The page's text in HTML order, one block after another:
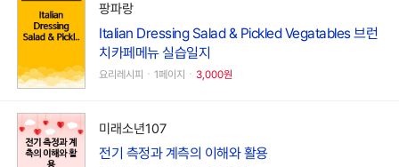
팡파랑
Italian Dressing Salad & Pickled Vegatables 브런
치카페메뉴 실습일지
요리레시피ㆍ1페이지ㆍ 3,000원
미래소년107
전기 측정과 계측의 이해와 활용